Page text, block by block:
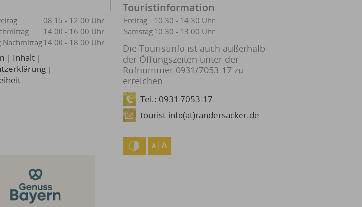
08:15 - 12:00 Uhr
14:00 - 16:00 Uhr
Nachmittag14:00 - 18:00 Uhr
| Inhalt|
|
Touristinformation
Freitag
10:30 - 14:30 Uhr
Samstag10:30 - 13:00 Uhr
Die Touristinfo ist auch außerhalb
der Öffungszeiten unter der
Rufnummer 0931/7053-17 zu
erreichen
Tel.: 0931 7053-17
tourist-info(at)randersacker.de